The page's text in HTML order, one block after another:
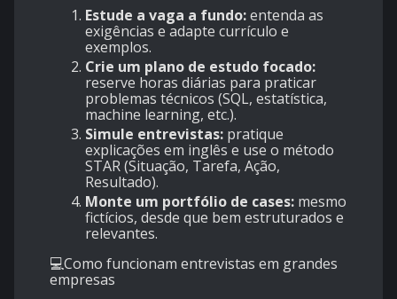
Estude a vaga a fundo:entenda as
exigências e adapte currículo e
exemplos.
Crie um plano de estudo focado:
reserve horas diárias para praticar
problemas técnicos (SQL, estatística,
machine learning, etc.).
Simule entrevistas: pratique
explicações em inglês e use o método
STAR (Situação, Tarefa, Ação,
Resultado).
Monte um portfólio de cases: mesmo
fictícios, desde que bem estruturados e
relevantes.
💻Como funcionam entrevistas em grandes
empresas